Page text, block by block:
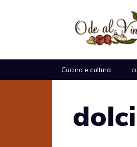
Cucina e cultura